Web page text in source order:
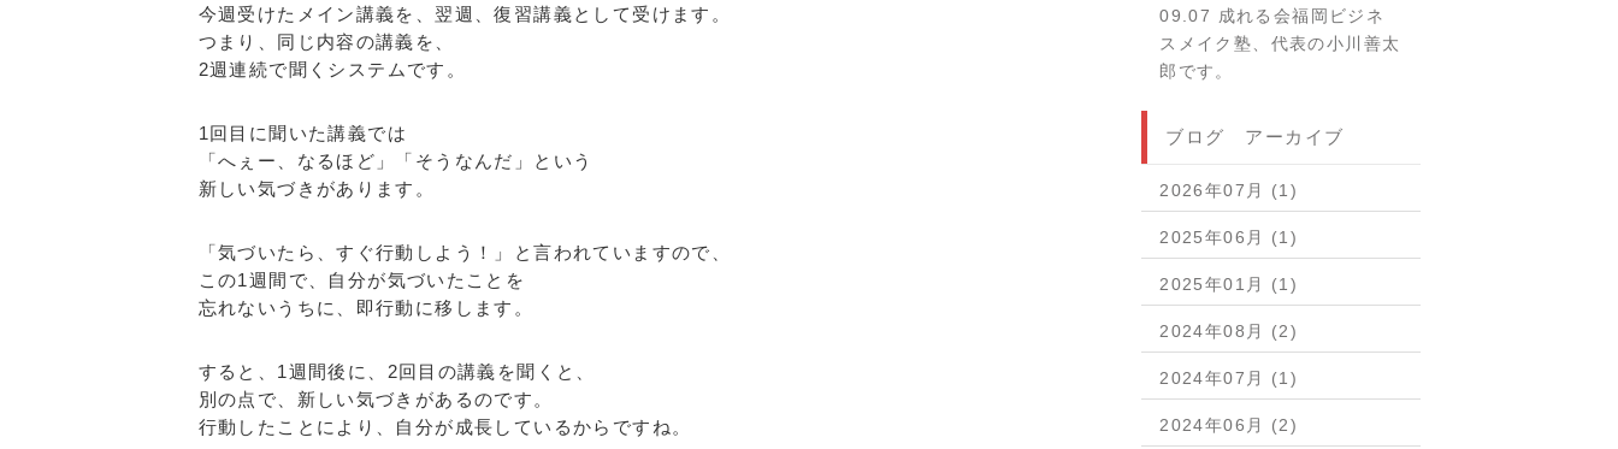
今週受けたメイン講義を、翌週、復習講義として受けます。
つまり、同じ内容の講義を、
2週連続で聞くシステムです。
1回目に聞いた講義では
「へぇー、なるほど」「そうなんだ」という
新しい気づきがあります。
「気づいたら、すぐ行動しよう！」と言われていますので、
この1週間で、自分が気づいたことを
忘れないうちに、即行動に移します。
すると、1週間後に、2回目の講義を聞くと、
別の点で、新しい気づきがあるのです。
行動したことにより、自分が成長しているからですね。
09.07 成れる会福岡ビジネ
スメイク塾、代表の小川善太
郎です。
ブログ アーカイブ
2026年07月 (1)
2025年06月 (1)
2025年01月 (1)
2024年08月 (2)
2024年07月 (1)
2024年06月 (2)